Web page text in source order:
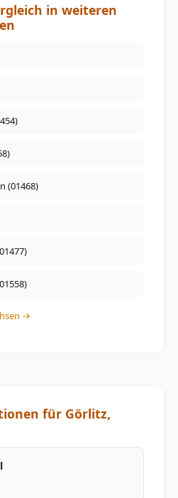
in weiteren
(01468)
→
für Görlitz,